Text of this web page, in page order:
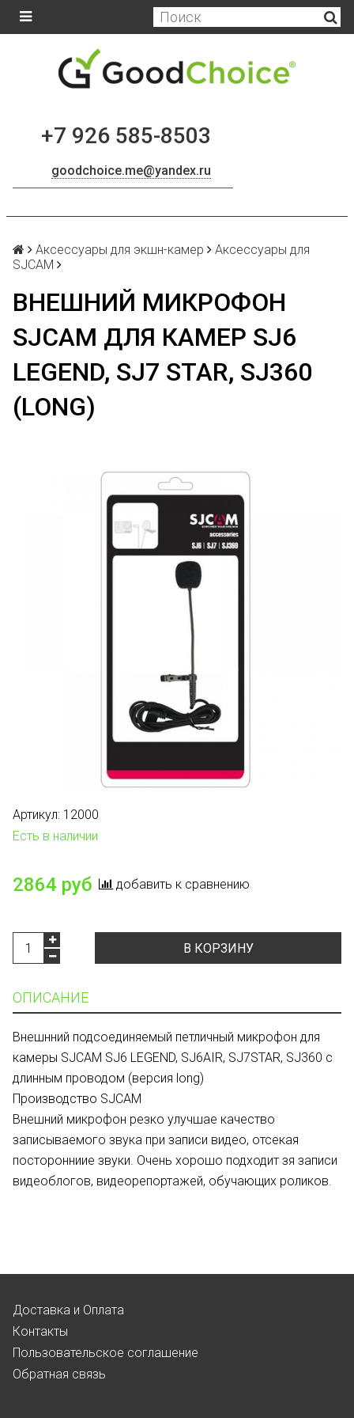
+7 926 585-8503
goodchoice.me@yandex.ru
Аксессуары для экшн-камер
Аксессуары для
SJCAM
ВНЕШНИЙ МИКРОФОН
SJCAM ДЛЯ КАМЕР SJ6
LEGEND, SJ7 STAR, SJ360
(LONG)
Артикул: 12000
Есть в наличии
2864 руб добавить к сравнению
В КОРЗИНУ
ОПИСАНИЕ
Внешнний подсоединяемый петличный микрофон для
камеры SJCAM SJ6 LEGEND, SJ6AIR, SJ7STAR, SJ360 с
длинным проводом (версия long)
Производство SJCAM
Внешний микрофон резко улучшае качество
записываемого звука при записи видео, отсекая
посторонниие звуки. Очень хорошо подходит зя записи
видеоблогов, видеорепортажей, обучающих роликов.
Доставка и Оплата
Контакты
Пользовательское соглашение
Обратная связь